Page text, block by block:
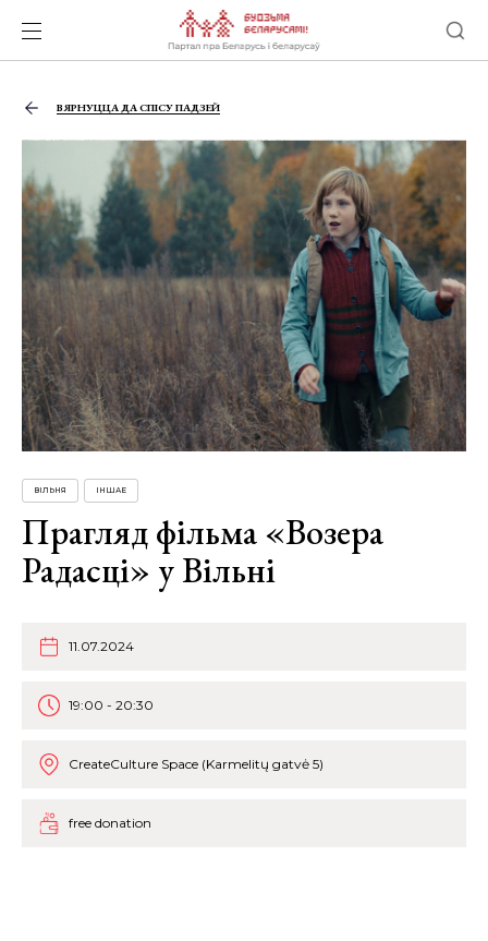
ВЯРНУЦЦА ДА СПІСУ ПАДЗЕЙ
ВІЛЬНЯ ІНШАЕ
Прагляд фільма «Возера
Радасці» у Вільні
11.07.2024
19:00 - 20:30
CreateCulture Space (Karmelitų gatvė 5)
free donation